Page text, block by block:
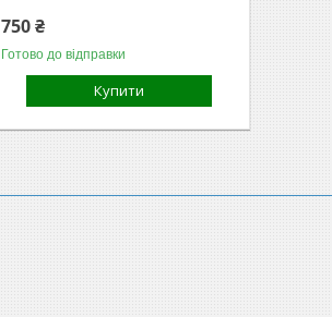
750 ₴
Готово до відправки
Купити